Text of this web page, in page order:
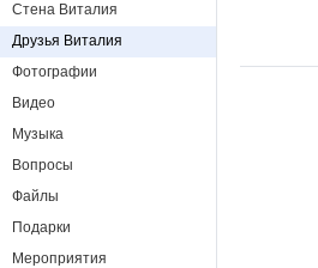
Стена Виталия
Друзья Виталия
Фотографии
Видео
Музыка
Вопросы
Файлы
Подарки
Мероприятия